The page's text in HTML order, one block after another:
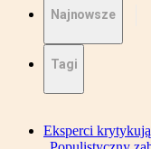
Najnowsze
Tagi
Eksperci